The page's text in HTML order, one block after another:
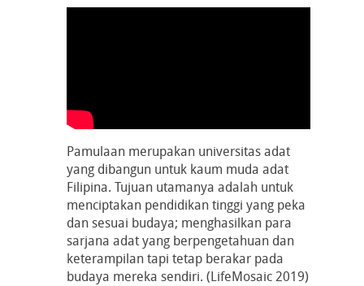
Pamulaan merupakan universitas adat
yang dibangun untuk kaum muda adat
Filipina. Tujuan utamanya adalah untuk
menciptakan pendidikan tinggi yang peka
dan sesuai budaya; menghasilkan para
sarjana adat yang berpengetahuan dan
keterampilan tapi tetap berakar pada
budaya mereka sendiri. (LifeMosaic 2019)